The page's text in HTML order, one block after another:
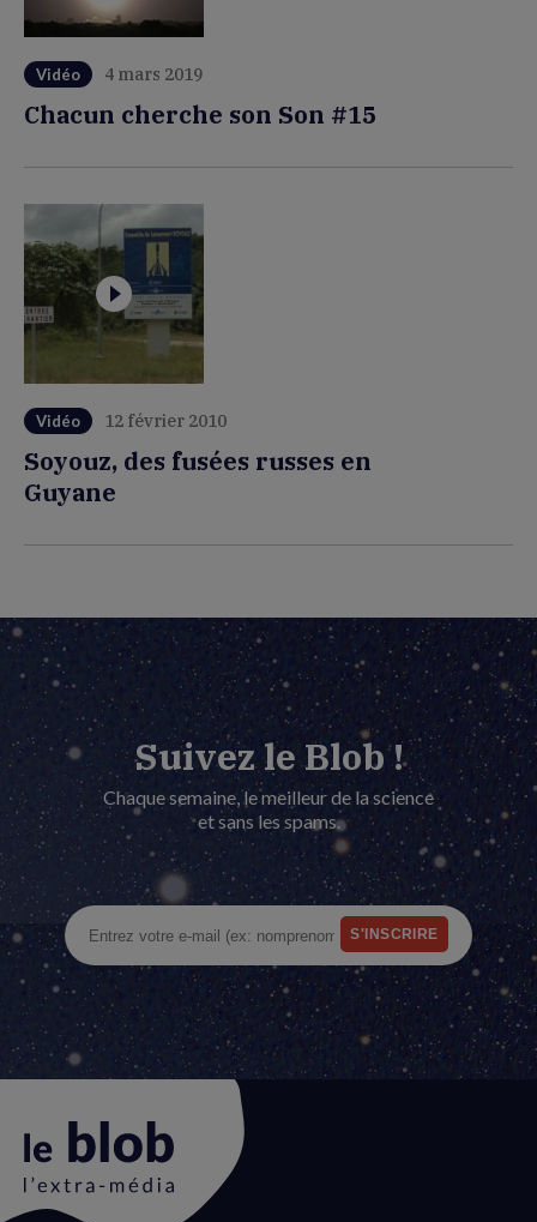
Vidéo 4 mars 2019
Chacun cherche son Son #15
Vidéo 12 février 2010
Soyouz, des fusées russes en
Guyane
Suivez le Blob !
Chaque semaine, le meilleur de la science
et sans les spams.